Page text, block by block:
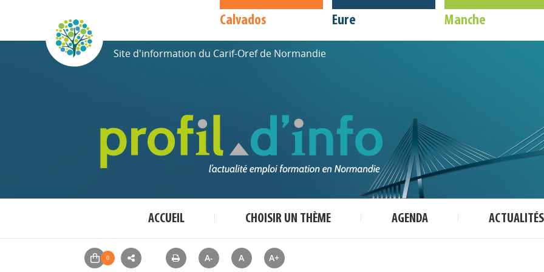
Calvados Eure Manche
Site d'information du Carif-Oref de Normandie
ACCUEIL CHOISIR UN THÈME AGENDA ACTUALITÉS
A- A A+